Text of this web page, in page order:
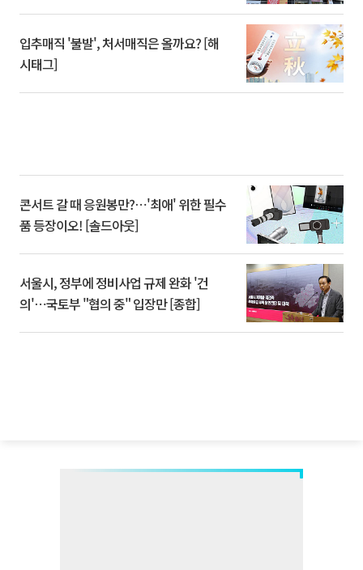
입추매직 '불발', 처서매직은 올까요? [해
시태그]
콘서트 갈 때 응원봉만?⋯'최애' 위한 필수
품 등장이오! [솔드아웃]
서울시, 정부에 정비사업 규제 완화 '건
의'⋯국토부 "협의 중" 입장만 [종합]